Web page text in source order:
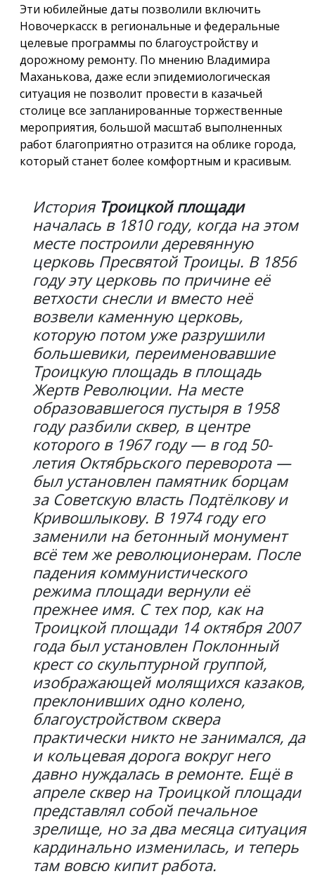
Эти юбилейные даты позволили включить
Новочеркасск в региональные и федеральные
целевые программы по благоустройству и
дорожному ремонту. По мнению Владимира
Маханькова, даже если эпидемиологическая
ситуация не позволит провести в казачьей
столице все запланированные торжественные
мероприятия, большой масштаб выполненных
работ благоприятно отразится на облике города,
который станет более комфортным и красивым.
История Троицкой площади
началась в 1810 году, когда на этом
месте построили деревянную
церковь Пресвятой Троицы. В 1856
году эту церковь по причине её
ветхости снесли и вместо неё
возвели каменную церковь,
которую потом уже разрушили
большевики, переименовавшие
Троицкую площадь в площадь
Жертв Революции. На месте
образовавшегося пустыря в 1958
году разбили сквер, в центре
которого в 1967 году — в год 50-
летия Октябрьского переворота —
был установлен памятник борцам
за Советскую власть Подтёлкову и
Кривошлыкову. В 1974 году его
заменили на бетонный монумент
всё тем же революционерам. После
падения коммунистического
режима площади вернули её
прежнее имя. С тех пор, как на
Троицкой площади 14 октября 2007
года был установлен Поклонный
крест со скульптурной группой,
изображающей молящихся казаков,
преклонивших одно колено,
благоустройством сквера
практически никто не занимался, да
и кольцевая дорога вокруг него
давно нуждалась в ремонте. Ещё в
апреле сквер на Троицкой площади
представлял собой печальное
зрелище, но за два месяца ситуация
кардинально изменилась, и теперь
там вовсю кипит работа.